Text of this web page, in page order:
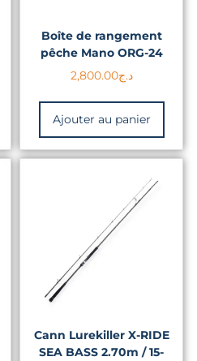
Boîte de rangement
pêche Mano ORG-24
د.ج2,800.00
Ajouter au panier
Cann Lurekiller X-RIDE
SEA BASS 2.70m / 15-